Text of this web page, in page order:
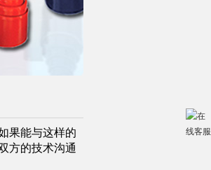
果能与这样的
方的技术沟通